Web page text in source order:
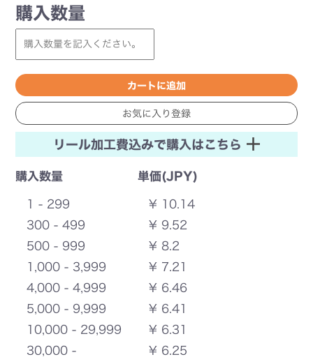
購入数量
リール加工費込みで購入はこちら
購入数量 単価(JPY)
1 - 299
¥ 10.14
300 - 499
¥ 9.52
500 - 999
¥ 8.2
1,000 - 3,999
¥ 7.21
4,000 - 4,999
¥ 6.46
5,000 - 9,999
¥ 6.41
10,000 - 29,999
¥ 6.31
30,000 -
¥ 6.25